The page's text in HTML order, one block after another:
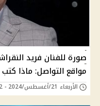
صورة للفنان فريد
مواقع التواصل: ماذا
الأربعاء 21/أغسطس/2024 - 12:42 ص